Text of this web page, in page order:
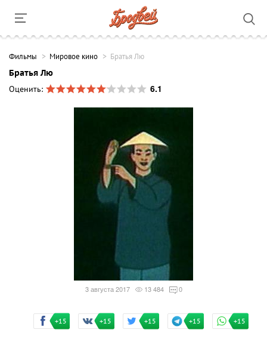
Фильмы Мировое кино Братья Лю
Братья Лю
Оценить:
6.1
3 августа 2017 13 484 0
+15 +15 +15 +15 +15